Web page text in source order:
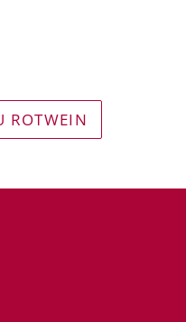
ROTWEIN